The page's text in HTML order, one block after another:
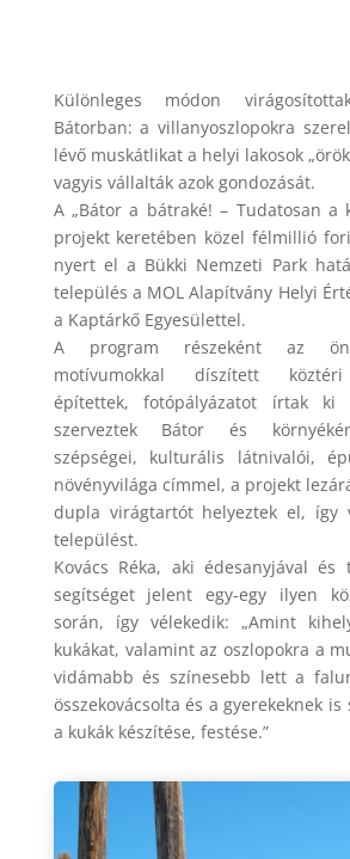
Különleges módon
Bátorban: a villanyoszlopokra
lévő muskátlikat a helyi lakosok
vagyis vállalták azok gondozását.
A „Bátor a bátraké! – Tudatosan a
projekt keretében közel félmillió
nyert el a Bükki Nemzeti Park
település a MOL Alapítvány Helyi
a Kaptárkő Egyesülettel.
A program részeként az
motívumokkal díszített köztéri
építettek, fotópályázatot írtak ki
szerveztek Bátor és
szépségei, kulturális látnivalói,
növényvilága címmel, a projekt
dupla virágtartót helyeztek el, így
települést.
Kovács Réka, aki édesanyjával és
segítséget jelent egy-egy ilyen
során, így vélekedik: „Amint
kukákat, valamint az oszlopokra a
vidámabb és színesebb lett a
összekovácsolta és a gyerekeknek
a kukák készítése, festése.”